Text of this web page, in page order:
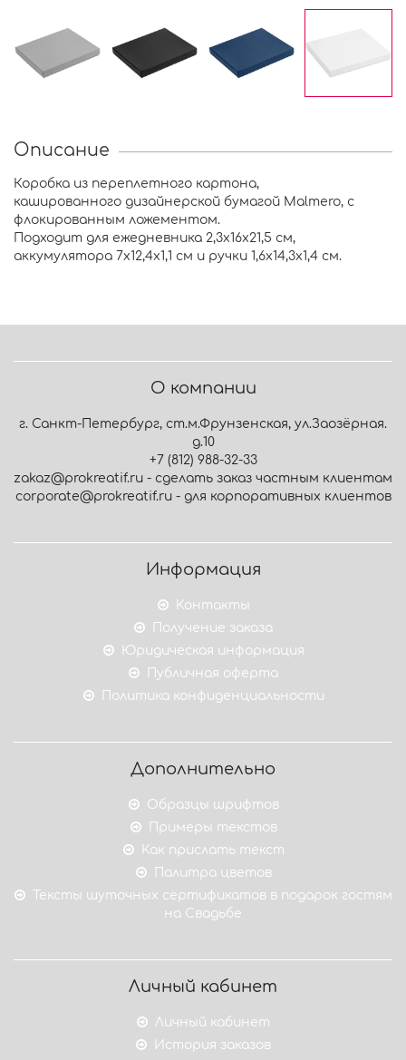
Описание
Коробка из переплетного картона,
кашированного дизайнерской бумагой Malmero, с
флокированным ложементом.
Подходит для ежедневника 2,3х16х21,5 см,
аккумулятора 7х12,4х1,1 см и ручки 1,6х14,3х1,4 см.
О компании
г. Санкт-Петербург, ст.м.Фрунзенская, ул.Заозёрная.
д.10
+7 (812) 988-32-33
zakaz@prokreatif.ru - сделать заказ частным клиентам
corporate@prokreatif.ru - для корпоративных клиентов
Информация
Контакты
Получение заказа
Юридическая информация
Публичная оферта
Политика конфиденциальности
Дополнительно
Образцы шрифтов
Примеры текстов
Как прислать текст
Палитра цветов
Тексты шуточных сертификатов в подарок гостям
на Свадьбе
Личный кабинет
Личный кабинет
История заказов